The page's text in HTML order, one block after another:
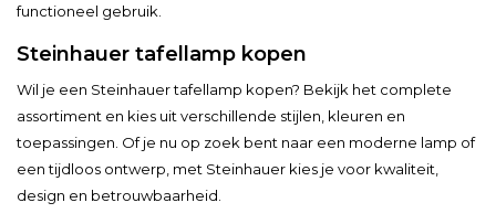
functioneel gebruik.
Steinhauer tafellamp kopen
Wil je een Steinhauer tafellamp kopen? Bekijk het complete
assortiment en kies uit verschillende stijlen, kleuren en
toepassingen. Of je nu op zoek bent naar een moderne lamp of
een tijdloos ontwerp, met Steinhauer kies je voor kwaliteit,
design en betrouwbaarheid.